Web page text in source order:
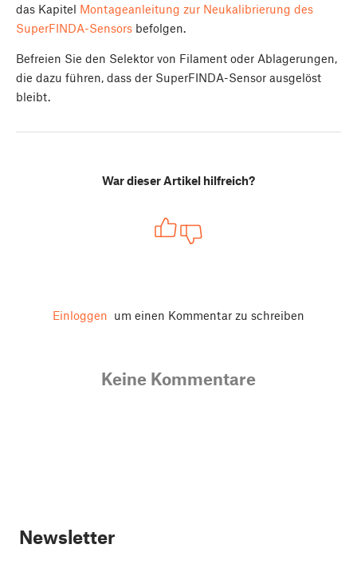
das Kapitel Montageanleitung zur Neukalibrierung des
SuperFINDA-Sensors befolgen.
Befreien Sie den Selektor von Filament oder Ablagerungen,
die dazu führen, dass der SuperFINDA-Sensor ausgelöst
bleibt.
War dieser Artikel hilfreich?
Einloggen um einen Kommentar zu schreiben
Keine Kommentare
Newsletter